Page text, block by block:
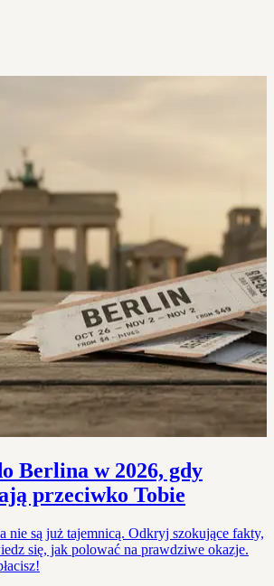
Berlina w 2026, gdy
przeciwko Tobie
nie są już tajemnicą. Odkryj szokujące fakty,
się, jak polować na prawdziwe okazje.